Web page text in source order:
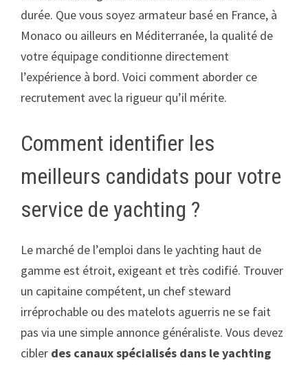
durée. Que vous soyez armateur basé en France, à
Monaco ou ailleurs en Méditerranée, la qualité de
votre équipage conditionne directement
l’expérience à bord. Voici comment aborder ce
recrutement avec la rigueur qu’il mérite.
Comment identifier les
meilleurs candidats pour votre
service de yachting ?
Le marché de l’emploi dans le yachting haut de
gamme est étroit, exigeant et très codifié. Trouver
un capitaine compétent, un chef steward
irréprochable ou des matelots aguerris ne se fait
pas via une simple annonce généraliste. Vous devez
cibler des canaux spécialisés dans le yachting